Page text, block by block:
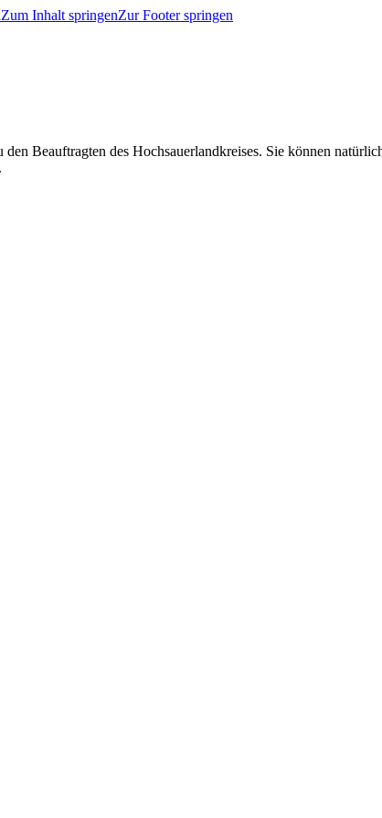
Zum Inhalt springenZur Footer springen
Beauftragten des Hochsauerlandkreises. Sie können